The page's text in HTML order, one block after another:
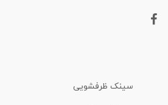
سینک ظرفشویی